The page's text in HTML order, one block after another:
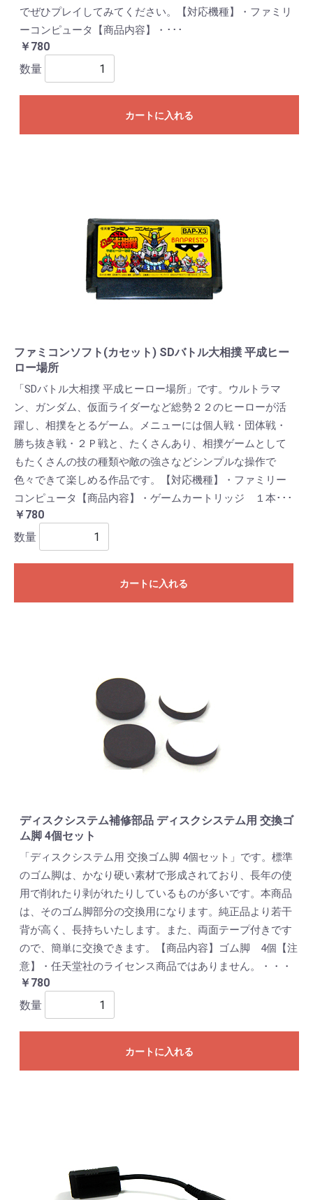
でぜひプレイしてみてください。【対応機種】・ファミリ
ーコンピュータ【商品内容】・･･･
￥780
数量
カートに入れる
ファミコンソフト(カセット) SDバトル大相撲 平成ヒー
ロー場所
「SDバトル大相撲 平成ヒーロー場所」です。ウルトラマ
ン、ガンダム、仮面ライダーなど総勢２２のヒーローが活
躍し、相撲をとるゲーム。メニューには個人戦・団体戦・
勝ち抜き戦・２Ｐ戦と、たくさんあり、相撲ゲームとして
もたくさんの技の種類や敵の強さなどシンプルな操作で
色々できて楽しめる作品です。【対応機種】・ファミリー
コンピュータ【商品内容】・ゲームカートリッジ １本･･･
￥780
数量
カートに入れる
ディスクシステム補修部品 ディスクシステム用 交換ゴ
ム脚 4個セット
「ディスクシステム用 交換ゴム脚 4個セット」です。標準
のゴム脚は、かなり硬い素材で形成されており、長年の使
用で削れたり剥がれたりしているものが多いです。本商品
は、そのゴム脚部分の交換用になります。純正品より若干
背が高く、長持ちいたします。また、両面テープ付きです
ので、簡単に交換できます。【商品内容】ゴム脚 4個【注
意】・任天堂社のライセンス商品ではありません。・・・
￥780
数量
カートに入れる